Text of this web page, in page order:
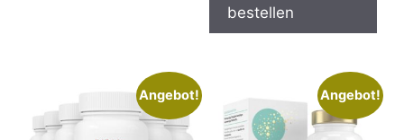
bestellen
Angebot! Angebot!